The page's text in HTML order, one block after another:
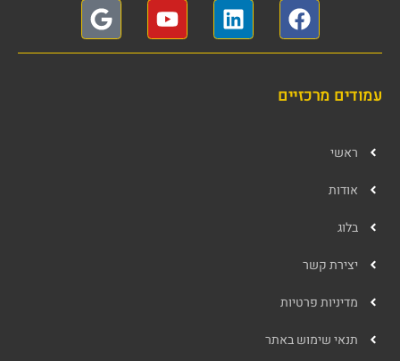
עמודים מרכזיים
ראשי
אודות
בלוג
יצירת קשר
מדיניות פרטיות
תנאי שימוש באתר